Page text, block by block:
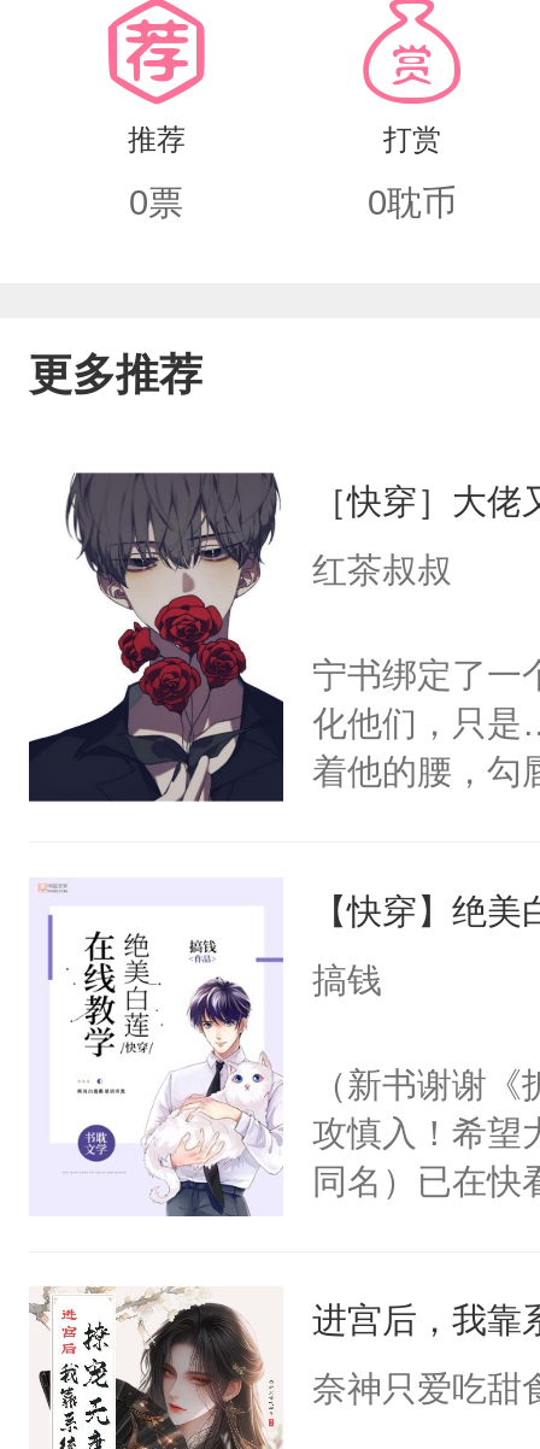
推荐
0票
打赏
0耽币
更多推荐
［快穿］大
红茶叔叔
宁书绑定了一
化他们，只是
着他的腰，勾
来，给老公
用力——为你
【快穿】绝
搞钱
（新书谢谢
攻慎入！希望
同名）已在快
成为所有白莲
I，他们决定
进宫后，我靠
奈神只爱吃甜